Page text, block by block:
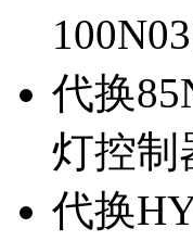
代换
灯控制
代换